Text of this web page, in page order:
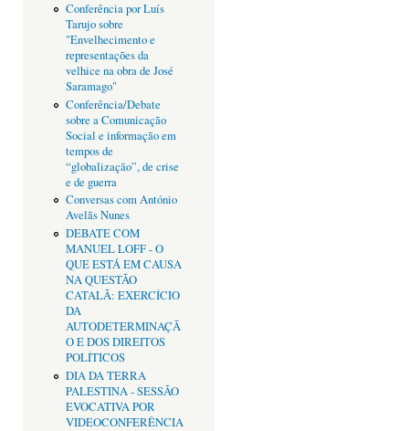
Conferência por Luís
Tarujo sobre
"Envelhecimento e
representações da
velhice na obra de José
Saramago"
Conferência/Debate
sobre a Comunicação
Social e informação em
tempos de
“globalização”, de crise
e de guerra
Conversas com António
Avelãs Nunes
DEBATE COM
MANUEL LOFF - O
QUE ESTÁ EM CAUSA
NA QUESTÃO
CATALÃ: EXERCÍCIO
DA
AUTODETERMINAÇÃ
O E DOS DIREITOS
POLÍTICOS
DIA DA TERRA
PALESTINA - SESSÃO
EVOCATIVA POR
VIDEOCONFERÊNCIA